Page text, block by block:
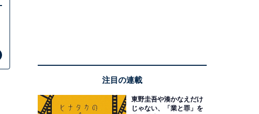
注目の連載
東野圭吾や湊かなえだけ
じゃない、「業と罪」を